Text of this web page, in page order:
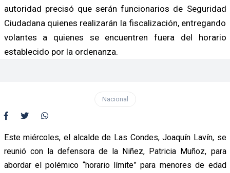
autoridad precisó que serán funcionarios de Seguridad
Ciudadana quienes realizarán la fiscalización, entregando
volantes a quienes se encuentren fuera del horario
establecido por la ordenanza.
Nacional
Este miércoles, el alcalde de Las Condes, Joaquín Lavín, se
reunió con la defensora de la Niñez, Patricia Muñoz, para
abordar el polémico “horario límite” para menores de edad